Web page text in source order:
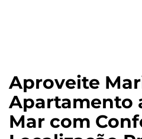
Aproveite
Apartamento
Mar com